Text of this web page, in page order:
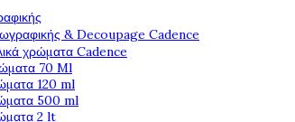
& Decoupage Cadence
χρώματα Cadence
70 Ml
120 ml
500 ml
2 lt